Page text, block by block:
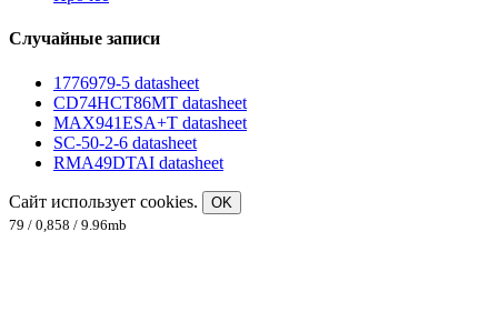
Случайные записи
1776979-5 datasheet
CD74HCT86MT datasheet
MAX941ESA+T datasheet
SC-50-2-6 datasheet
RMA49DTAI datasheet
Сайт использует cookies.
OK
79 / 0,858 / 9.96mb